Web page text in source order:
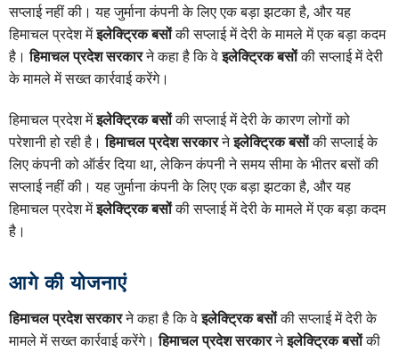
सप्लाई नहीं की। यह जुर्माना कंपनी के लिए एक बड़ा झटका है, और यह
हिमाचल प्रदेश मेंइलेक्ट्रिक बसोंकी सप्लाई में देरी के मामले में एक बड़ा कदम
है।हिमाचल प्रदेश सरकारने कहा है कि वेइलेक्ट्रिक बसोंकी सप्लाई में देरी
के मामले में सख्त कार्रवाई करेंगे।
हिमाचल प्रदेश मेंइलेक्ट्रिक बसोंकी सप्लाई में देरी के कारण लोगों को
परेशानी हो रही है।हिमाचल प्रदेश सरकारनेइलेक्ट्रिक बसोंकी सप्लाई के
लिए कंपनी को ऑर्डर दिया था, लेकिन कंपनी ने समय सीमा के भीतर बसों की
सप्लाई नहीं की। यह जुर्माना कंपनी के लिए एक बड़ा झटका है, और यह
हिमाचल प्रदेश मेंइलेक्ट्रिक बसोंकी सप्लाई में देरी के मामले में एक बड़ा कदम
है।
आगे की योजनाएं
हिमाचल प्रदेश सरकारने कहा है कि वेइलेक्ट्रिक बसोंकी सप्लाई में देरी के
मामले में सख्त कार्रवाई करेंगे।हिमाचल प्रदेश सरकारनेइलेक्ट्रिक बसोंकी